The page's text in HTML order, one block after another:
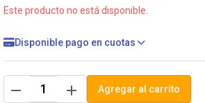
Este producto no está disponible.
Disponible pago en cuotas
remove add Agregar al carrito